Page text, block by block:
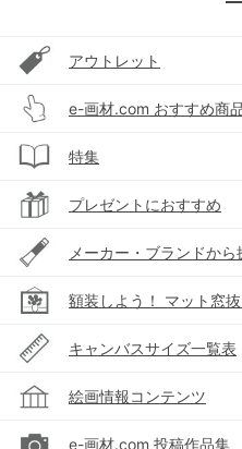
アウトレット
e-画材.com おすすめ商
特集
プレゼントにおすすめ
メーカー・ブランドから
額装しよう！ マット窓
キャンバスサイズ一覧表
絵画情報コンテンツ
e-画材.com 投稿作品集